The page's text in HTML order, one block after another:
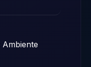
Ambiente